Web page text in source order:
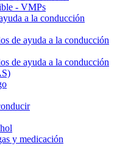
- VMPs
a la conducción
de ayuda a la conducción
de ayuda a la conducción
y medicación